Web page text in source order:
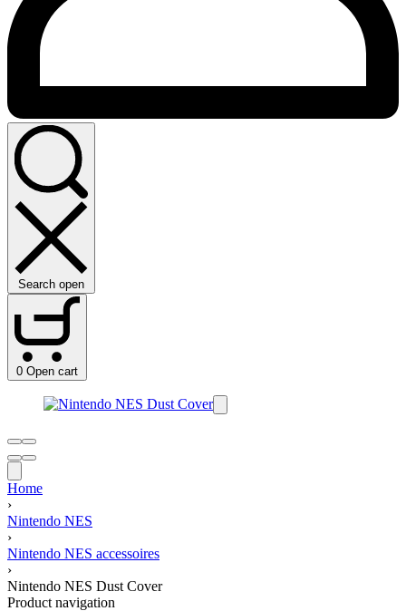
Search open
0 Open cart
Home
›
Nintendo NES
›
Nintendo NES accessoires
›
Nintendo NES Dust Cover
Product navigation